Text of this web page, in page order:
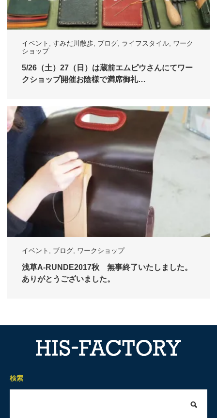
イベント すみだ川散歩 ブログ ライフスタイル
ワーク
ショップ
5/26（土）27（日）は蔵前エムピウさんにてワー
クショップ開催お陰様で満席御礼…
イベント , ブログ, ワークショップ
浅草A-RUNDE2017秋 無事終了いたしました。
ありがとうございました。
検索